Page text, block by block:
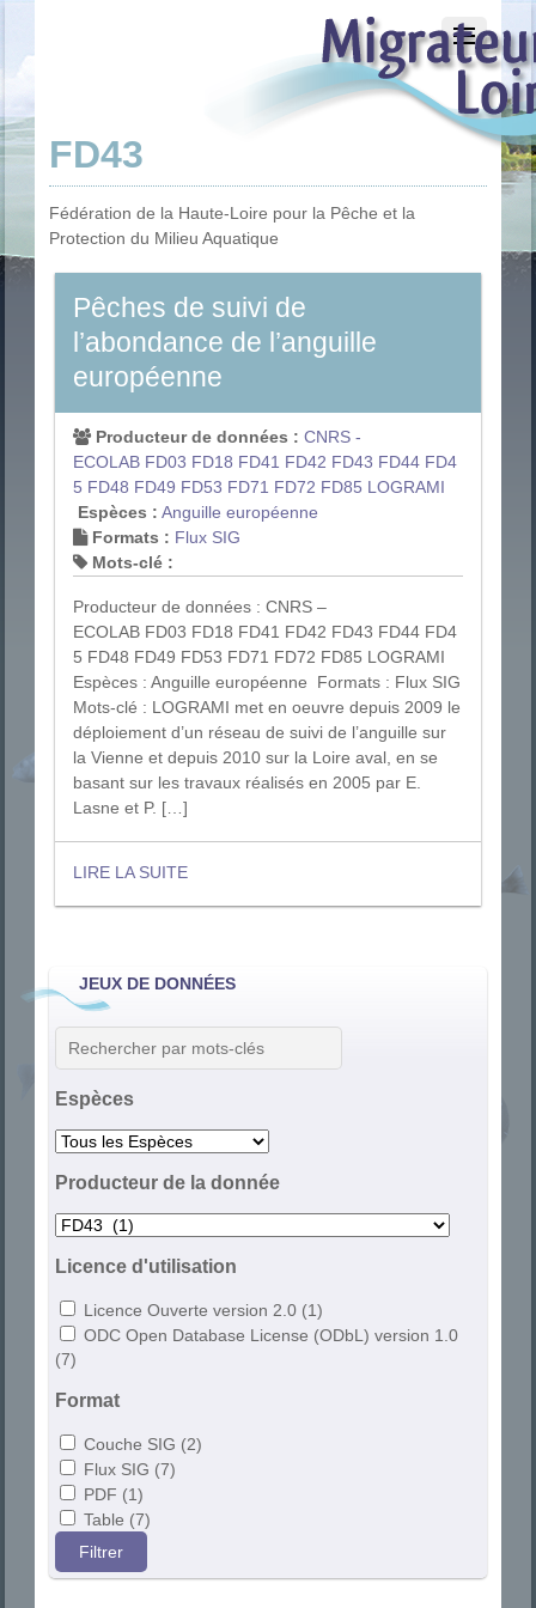
FD43
Fédération de la Haute-Loire pour la Pêche et la
Protection du Milieu Aquatique
Pêches de suivi de
l’abondance de l’anguille
européenne
Producteur de données : CNRS -
ECOLAB FD03 FD18 FD41 FD42 FD43 FD44 FD4
5 FD48 FD49 FD53 FD71 FD72 FD85 LOGRAMI
Espèces : Anguille européenne
Formats : Flux SIG
Mots-clé :
Producteur de données : CNRS –
ECOLAB FD03 FD18 FD41 FD42 FD43 FD44 FD4
5 FD48 FD49 FD53 FD71 FD72 FD85 LOGRAMI
Espèces : Anguille européenne Formats : Flux SIG
Mots-clé : LOGRAMI met en oeuvre depuis 2009 le
déploiement d’un réseau de suivi de l’anguille sur
la Vienne et depuis 2010 sur la Loire aval, en se
basant sur les travaux réalisés en 2005 par E.
Lasne et P. […]
LIRE LA SUITE
JEUX DE DONNÉES
Espèces
Producteur de la donnée
Licence d'utilisation
Licence Ouverte version 2.0 (1)
ODC Open Database License (ODbL) version 1.0
(7)
Format
Couche SIG (2)
Flux SIG (7)
PDF (1)
Table (7)